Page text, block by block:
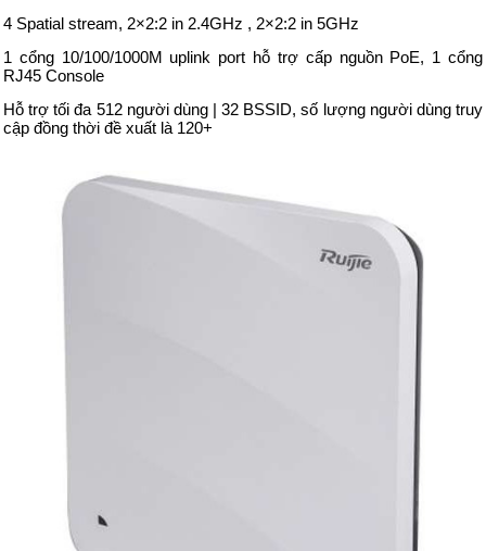
4 Spatial stream, 2×2:2 in 2.4GHz , 2×2:2 in 5GHz
1 cổng 10/100/1000M uplink port hỗ trợ cấp nguồn PoE, 1 cổng
RJ45 Console
Hỗ trợ tối đa 512 người dùng | 32 BSSID, số lượng người dùng truy
cập đồng thời đề xuất là 120+